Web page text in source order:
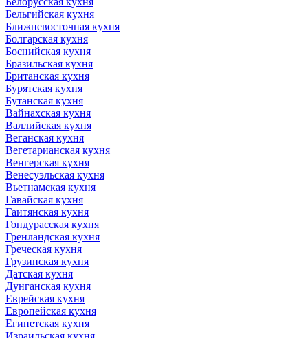
Бельгийская кухня
Ближневосточная кухня
Болгарская кухня
Боснийская кухня
Бразильская кухня
Британская кухня
Бурятская кухня
Бутанская кухня
Вайнахская кухня
Валлийская кухня
Веганская кухня
Вегетарианская кухня
Венгерская кухня
Венесуэльская кухня
Вьетнамская кухня
Гавайская кухня
Гаитянская кухня
Гондурасская кухня
Гренландская кухня
Греческая кухня
Грузинская кухня
Датская кухня
Дунганская кухня
Еврейская кухня
Европейская кухня
Египетская кухня
Израильская кухня